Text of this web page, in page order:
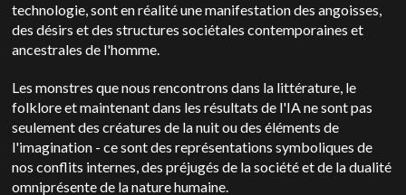
technologie, sont en réalité une manifestation des angoisses,
des désirs et des structures sociétales contemporaines et
ancestrales de l'homme.
Les monstres que nous rencontrons dans la littérature, le
folklore et maintenant dans les résultats de l'IA ne sont pas
seulement des créatures de la nuit ou des éléments de
l'imagination - ce sont des représentations symboliques de
nos conflits internes, des préjugés de la société et de la dualité
omniprésente de la nature humaine.